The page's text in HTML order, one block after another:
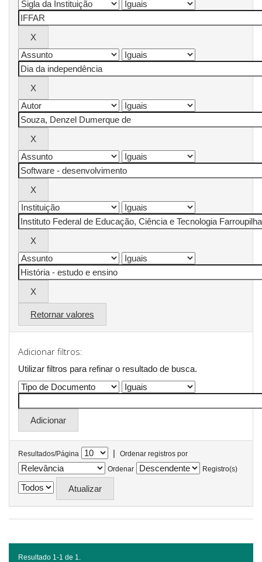
Retornar valores
Adicionar filtros:
Utilizar filtros para refinar o resultado de busca.
Resultados/Página |
Ordenar registros por
Ordenar
Registro(s)
Resultado 1-1 de 1.